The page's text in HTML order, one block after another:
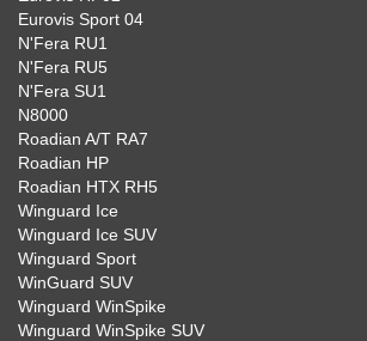
Eurovis Sport 04
N'Fera RU1
N'Fera RU5
N'Fera SU1
N8000
Roadian A/T RA7
Roadian HP
Roadian HTX RH5
Winguard Ice
Winguard Ice SUV
Winguard Sport
WinGuard SUV
Winguard WinSpike
Winguard WinSpike SUV